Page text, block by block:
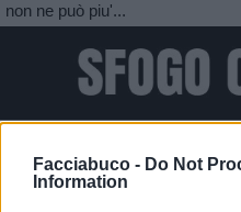
Facciabuco - Do Not
Information
non ne può piu'...